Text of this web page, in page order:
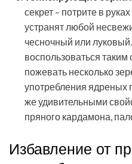
секрет – потрите в
устранят любой
чесночный или
воспользоваться
пожевать несколько
употребления ядреных
же удивительными
пряного кардамона,
Избавление от